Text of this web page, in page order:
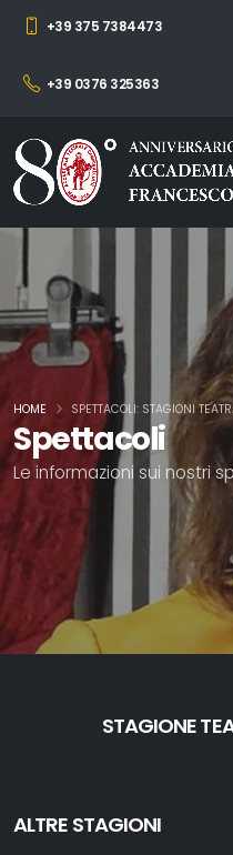
+39 375 7384473
+39 0376 325363
Spettacoli
Le informazioni sui nostri
HOME SPETTACOLI: STAGIONI
STAGIONE
ALTRE STAGIONI